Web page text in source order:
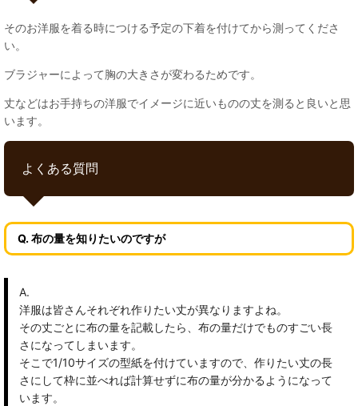
そのお洋服を着る時につける予定の下着を付けてから測ってくださ
い。
ブラジャーによって胸の大きさが変わるためです。
丈などはお手持ちの洋服でイメージに近いものの丈を測ると良いと思
います。
よくある質問
Q. 布の量を知りたいのですが
A.
洋服は皆さんそれぞれ作りたい丈が異なりますよね。
その丈ごとに布の量を記載したら、布の量だけでものすごい長
さになってしまいます。
そこで1/10サイズの型紙を付けていますので、作りたい丈の長
さにして枠に並べれば計算せずに布の量が分かるようになって
います。